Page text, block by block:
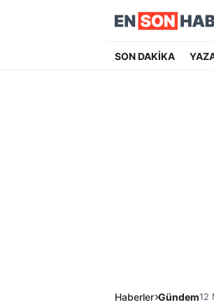
SON DAKİKA
Haberler Gündem12